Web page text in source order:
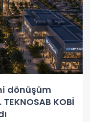
dönüşüm
KOBİ